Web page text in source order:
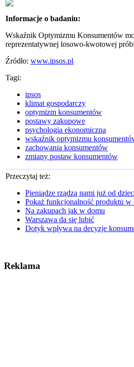
Informacje o badaniu:
Wskaźnik Optymizmu Konsumentów
reprezentatywnej losowo-kwotowej
Źródło: www.ipsos.pl
Tagi:
ipsos
klimat gospodarczy
optymizm konsumentów
postawy zakupowe
psychologia ekonomiczna
wskaźnik optymizmu
zachowania konsumentów
zmiany postaw konsumentów
Przeczytaj też:
Pieniądze rządzą nami już od
Pokaż funkcjonalność produktu w
Na zakupach jak w domu
Warszawa da się lubić
Dotyk wpływa na decyzje
Reklama